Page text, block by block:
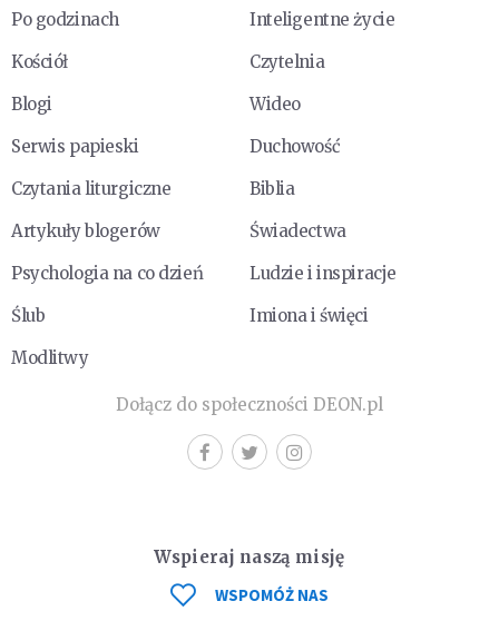
Po godzinach
Inteligentne życie
Kościół
Czytelnia
Blogi
Wideo
Serwis papieski
Duchowość
Czytania liturgiczne
Biblia
Artykuły blogerów
Świadectwa
Psychologia na co dzień
Ludzie i inspiracje
Ślub
Imiona i święci
Modlitwy
Dołącz do społeczności DEON.pl
Wspieraj naszą misję
WSPOMÓŻ NAS